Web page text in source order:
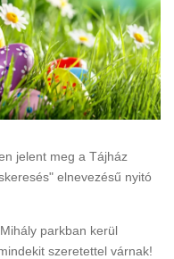
jelent meg a Tájház
elnevezésű nyitó
parkban kerül
szeretettel várnak!